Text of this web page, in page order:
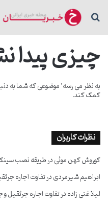
جستجو برای
چیزی پیدا
به نظر می رسه’ موضوعی که شما به
کمک کند.
نظرات کاربران
کوروش کهن موئیدرطریقه نصب سینک
ابراهیم شیرمردیدرتفاوت اجاره
لیلا غنی زادهدرتفاوت اجاره جرثقیل و